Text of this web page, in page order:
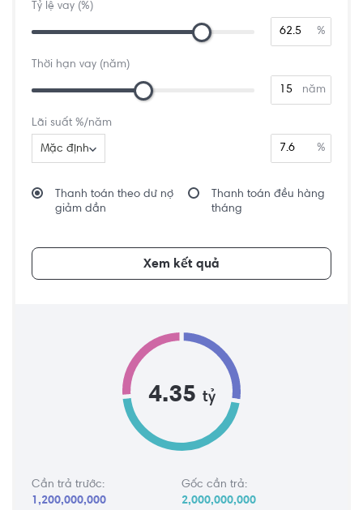
Tỷ lệ vay (%)
%
Thời hạn vay (năm)
năm
Lãi suất %/năm
Mặc định %
Thanh toán theo dư nợ
giảm dần
Thanh toán đều hàng
tháng
Xem kết quả
4.35 tỷ
Cần trả trước:
1,200,000,000
Gốc cần trả:
2,000,000,000